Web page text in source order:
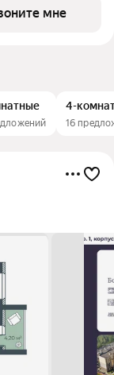
мне
4-
16